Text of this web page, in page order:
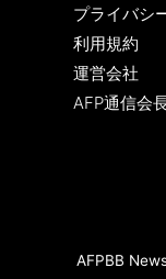
プライバシ
利用規約
運営会社
AFP通信会
AFPBB